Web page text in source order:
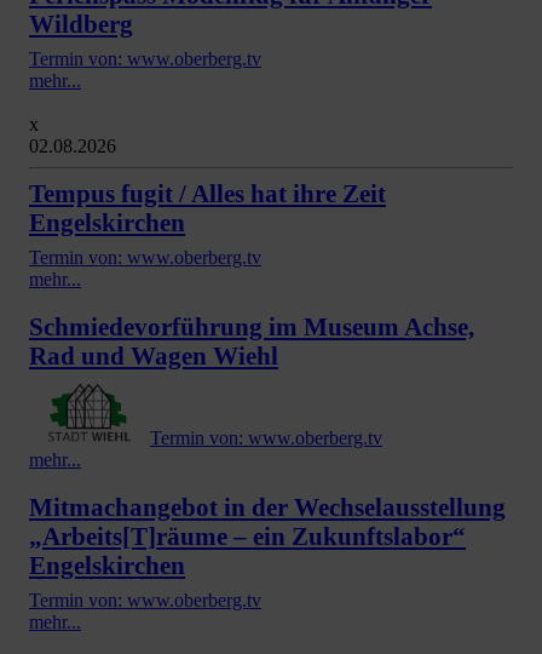
Wildberg
Termin von: www.oberberg.tv
mehr...
x
02.08.2026
Tempus fugit / Alles hat ihre Zeit
Engelskirchen
Termin von: www.oberberg.tv
mehr...
Schmiedevorführung im Museum Achse,
Rad und Wagen Wiehl
Termin von: www.oberberg.tv
mehr...
Mitmachangebot in der Wechselausstellung
„Arbeits[T]räume – ein Zukunftslabor“
Engelskirchen
Termin von: www.oberberg.tv
mehr...